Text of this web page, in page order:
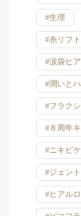
#生理
#糸リフト
#涙袋ヒ
#潤いと
#フラク
#８周年
#ニキビ
#ジェン
#ヒアル